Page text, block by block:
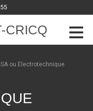
CRICQ
ou Electrotechnique